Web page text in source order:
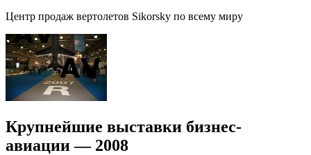
Центр продаж вертолетов Sikorsky по всему миру
Крупнейшие выставки бизнес-
авиации — 2008